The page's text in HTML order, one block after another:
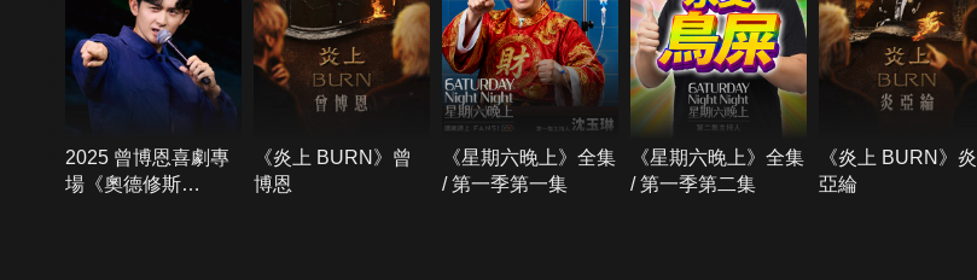
2025 曾博恩喜劇專
場《奧德修斯
《炎上 BURN》曾
博恩
《星期六晚上》全集
/ 第一季第一集
《星期六晚上》全集
/ 第一季第二集
《炎上 BURN》炎
亞綸